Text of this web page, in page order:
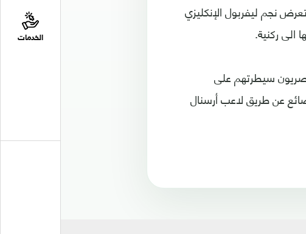
الخدمات
نجم ليفربول الإنكليزي
الى ركنية.
التسجيل (13)، ثم فرض المصريون سيطرتهم على
عن طريق لاعب أرسنال